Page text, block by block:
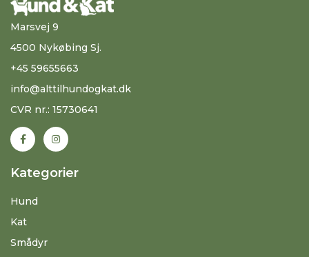
Marsvej 9
4500 Nykøbing Sj.
+45 59655663
info@alttilhundogkat.dk
CVR nr.: 15730641
Kategorier
Hund
Kat
Smådyr